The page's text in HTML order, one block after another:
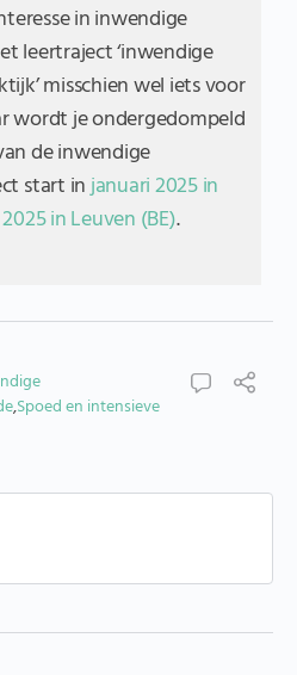
in inwendige
leertraject ‘inwendige
misschien wel iets voor
wordt je ondergedompeld
de inwendige
start injanuari 2025 in
in Leuven (BE).
,Spoed en intensieve